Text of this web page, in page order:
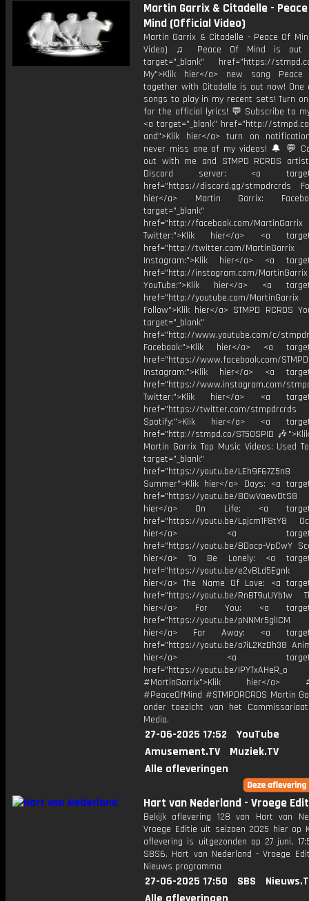
Martin Garrix & Citadelle -
Mind (Official Video)
Martin Garrix & Citadelle - Peace Of
Video) ♫ Peace Of Mind is out
target="_blank" href="https://
My">Klik hier</a> new song
together with Citadelle is out now! One
songs to play in my recent sets! Turn
for the official lyrics! 💬 Subscribe to
<a target="_blank" href="http://stmpd.co/
and">Klik hier</a> turn on
never miss one of my videos! 🔔 💬
out with me and STMPD RCRDS
Discord server: <a
href="https://discord.gg/stmpdrcrds
hier</a> Martin Garrix:
target="_blank"
href="http://facebook.com/MartinGarrix
Twitter:">Klik hier</a> <a
href="http://twitter.com/MartinGarrix
Instagram:">Klik hier</a> <a
href="http://instagram.com/MartinGarrix
YouTube:">Klik hier</a> <a
href="http://youtube.com/MartinGarrix
Follow">Klik hier</a> STMPD RCRDS
target="_blank"
href="http://www.youtube.com/c/
Facebook:">Klik hier</a> <a
href="https://www.facebook.com/
Instagram:">Klik hier</a> <a
href="https://www.instagram.com/
Twitter:">Klik hier</a> <a
href="https://twitter.com/stmpdrcrds
Spotify:">Klik hier</a> <a
href="http://stmpd.co/ST50SPID
Martin Garrix Top Music Videos: Used
target="_blank"
href="https://youtu.be/LEh9F67Z5n8
Summer">Klik hier</a> Days: <a
href="https://youtu.be/8OwVaewDtS8
hier</a> On Life: <a
href="https://youtu.be/Lpjcm1F8tY8
hier</a> <a
href="https://youtu.be/BDocp-VpCwY
hier</a> To Be Lonely: <a
href="https://youtu.be/
hier</a> The Name Of Love: <a
href="https://youtu.be/RnBT9uUYb1w
hier</a> For You: <a
href="https://youtu.be/
hier</a> Far Away: <a
href="https://youtu.be/o7iL2KzDh38
hier</a> <a
href="https://youtu.be/IPYTxAHeR_o
#MartinGarrix">Klik hier</a>
#PeaceOfMind #STMPDRCRDS Martin
onder toezicht van het
Media.
27-06-2025 17:52
YouTube
Amusement.TV
Muziek.TV
Alle afleveringen
Hart van Nederland - Vroege
Bekijk aflevering 128 van Hart van
Vroege Editie uit seizoen 2025 hier op
aflevering is uitgezonden op 27 juni,
SBS6. Hart van Nederland - Vroege
Nieuws programma
27-06-2025 17:50 SBS